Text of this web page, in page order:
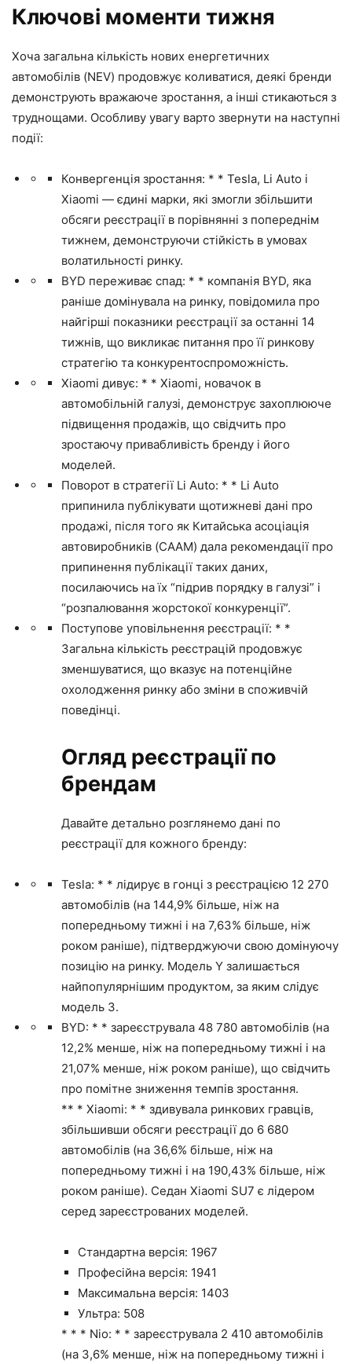
Ключові моменти тижня
Хоча загальна кількість нових енергетичних
автомобілів (NEV) продовжує коливатися, деякі бренди
демонструють вражаюче зростання, а інші стикаються з
труднощами. Особливу увагу варто звернути на наступні
події:
Конвергенція зростання: * * Tesla, Li Auto і
Xiaomi — єдині марки, які змогли збільшити
обсяги реєстрації в порівнянні з попереднім
тижнем, демонструючи стійкість в умовах
волатильності ринку.
BYD переживає спад: * * компанія BYD, яка
раніше домінувала на ринку, повідомила про
найгірші показники реєстрації за останні 14
тижнів, що викликає питання про її ринкову
стратегію та конкурентоспроможність.
Xiaomi дивує: * * Xiaomi, новачок в
автомобільній галузі, демонструє захоплююче
підвищення продажів, що свідчить про
зростаючу привабливість бренду і його
моделей.
Поворот в стратегії Li Auto: * * Li Auto
припинила публікувати щотижневі дані про
продажі, після того як Китайська асоціація
автовиробників (CAAM) дала рекомендації про
припинення публікації таких даних,
посилаючись на їх “підрив порядку в галузі” і
“розпалювання жорстокої конкуренції”.
Поступове уповільнення реєстрації: * *
Загальна кількість реєстрацій продовжує
зменшуватися, що вказує на потенційне
охолодження ринку або зміни в споживчій
поведінці.
Огляд реєстрації по
брендам
Давайте детально розглянемо дані по
реєстрації для кожного бренду:
Tesla: * * лідирує в гонці з реєстрацією 12 270
автомобілів (на 144,9% більше, ніж на
попередньому тижні і на 7,63% більше, ніж
роком раніше), підтверджуючи свою домінуючу
позицію на ринку. Модель Y залишається
найпопулярнішим продуктом, за яким слідує
модель 3.
BYD: * * зареєструвала 48 780 автомобілів (на
12,2% менше, ніж на попередньому тижні і на
21,07% менше, ніж роком раніше), що свідчить
про помітне зниження темпів зростання.
** * Xiaomi: * * здивувала ринкових гравців,
збільшивши обсяги реєстрації до 6 680
автомобілів (на 36,6% більше, ніж на
попередньому тижні і на 190,43% більше, ніж
роком раніше). Седан Xiaomi SU7 є лідером
серед зареєстрованих моделей.
Стандартна версія: 1967
Професійна версія: 1941
Максимальна версія: 1403
Ультра: 508
* * * Nio: * * зареєструвала 2 410 автомобілів
(на 3,6% менше, ніж на попередньому тижні і